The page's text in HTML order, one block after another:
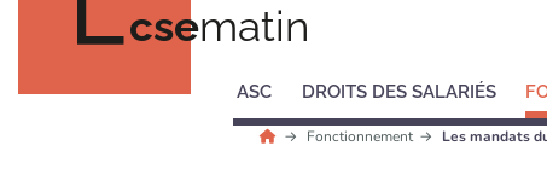
csematin
ASC DROITS DES SALARIÉS
Fonctionnement Les mandats